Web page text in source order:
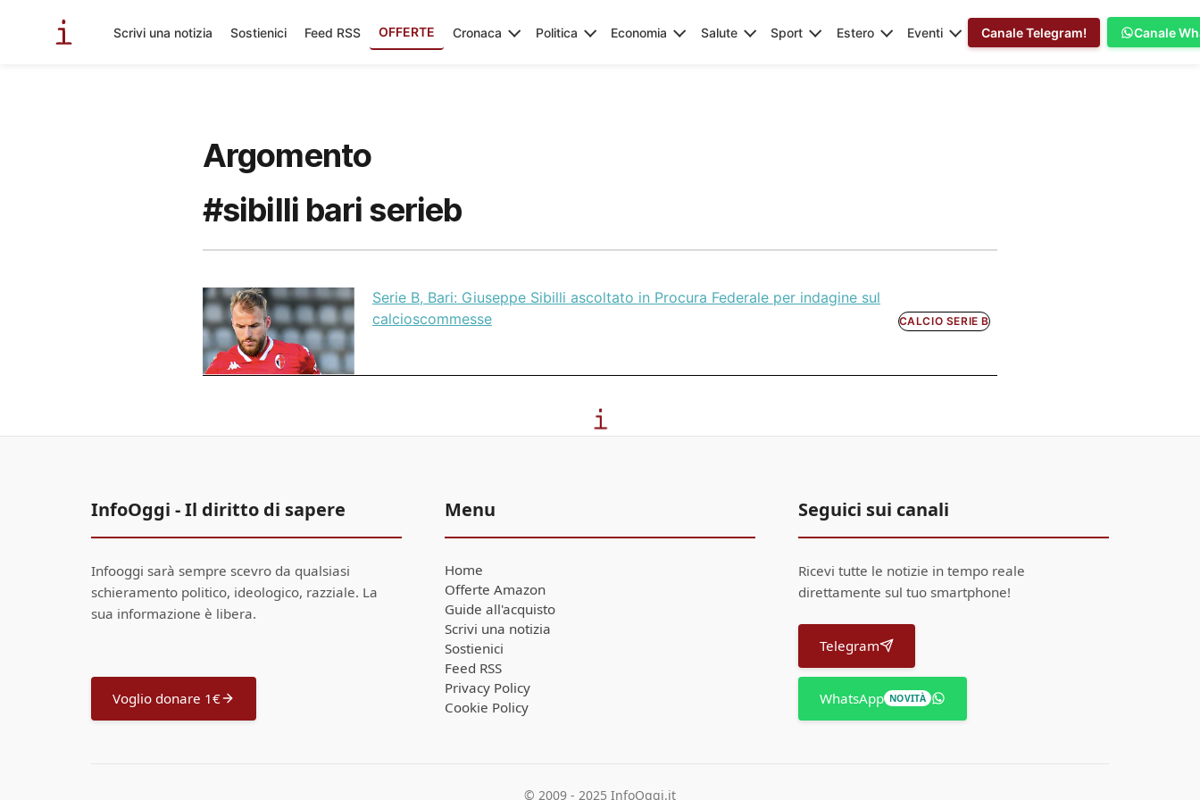
Scrivi una notizia Sostienici Feed RSS OFFERTE Cronaca Politica Economia Salute Sport Estero Eventi Canale Telegram! Canale
Argomento
#sibilli bari serieb
Serie B, Bari: Giuseppe Sibilli ascoltato in Procura Federale per indagine sul
calcioscommesse
CALCIO SERIE B
InfoOggi - Il diritto di sapere
Infooggi sarà sempre scevro da qualsiasi
schieramento politico, ideologico, razziale. La
sua informazione è libera.
Voglio donare 1€
Menu
Home
Offerte Amazon
Guide all'acquisto
Scrivi una notizia
Sostienici
Feed RSS
Privacy Policy
Cookie Policy
Seguici sui canali
Ricevi tutte le notizie in tempo reale
direttamente sul tuo smartphone!
Telegram
WhatsApp NOVITÀ
© 2009 - 2025 InfoOggi.it